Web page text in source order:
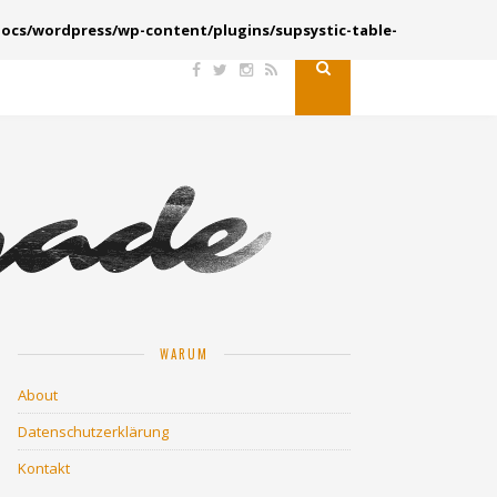
wordpress/wp-content/plugins/supsystic-table-
WARUM
About
Datenschutzerklärung
Kontakt